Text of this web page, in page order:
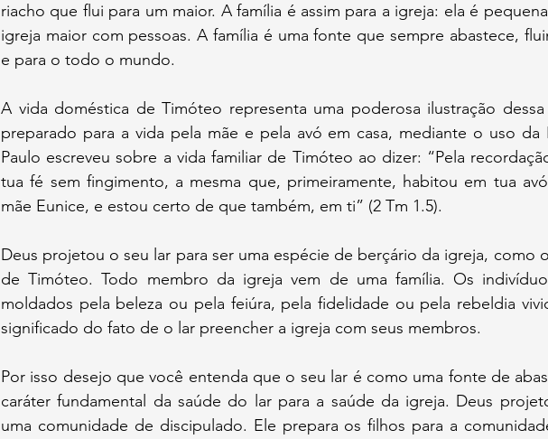
riacho que flui para um maior. A família é assim para a igreja: ela é
igreja maior com pessoas. A família é uma fonte que sempre abastece,
e para o todo o mundo.
A vida doméstica de Timóteo representa uma poderosa ilustração
preparado para a vida pela mãe e pela avó em casa, mediante o uso da
Paulo escreveu sobre a vida familiar de Timóteo ao dizer: “Pela
tua fé sem fingimento, a mesma que, primeiramente, habitou em tua
mãe Eunice, e estou certo de que também, em ti” (2 Tm 1.5).
Deus projetou o seu lar para ser uma espécie de berçário da igreja, como
de Timóteo. Todo membro da igreja vem de uma família. Os
moldados pela beleza ou pela feiúra, pela fidelidade ou pela rebeldia
significado do fato de o lar preencher a igreja com seus membros.
Por isso desejo que você entenda que o seu lar é como uma fonte de
caráter fundamental da saúde do lar para a saúde da igreja. Deus
uma comunidade de discipulado. Ele prepara os filhos para a